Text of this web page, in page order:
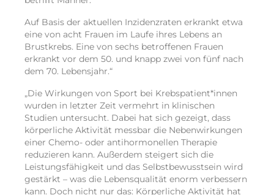
Auf Basis der aktuellen Inzidenz­raten erkrankt etwa
eine von acht Frauen im Laufe ihres Lebens an
Brust­krebs. Eine von sechs betroffenen Frauen
erkrankt vor dem 50. und knapp zwei von fünf nach
dem 70. Lebensjahr.“
„Die Wirkungen von Sport bei Krebspatient*innen
wurden in letzter Zeit vermehrt in klinischen
Studien untersucht. Dabei hat sich gezeigt, dass
körperliche Aktivität messbar die Nebenwirkungen
einer Chemo- oder antihormonellen Therapie
reduzieren kann. Außerdem steigert sich die
Leistungsfähigkeit und das Selbstbewusstsein wird
gestärkt – was die Lebensqualität enorm verbessern
kann. Doch nicht nur das: Körperliche Aktivität hat